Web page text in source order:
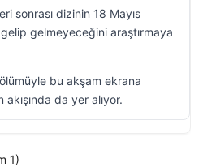
sonrası dizinin 18 Mayıs
gelmeyeceğini araştırmaya
bu akşam ekrana
da yer alıyor.
1)